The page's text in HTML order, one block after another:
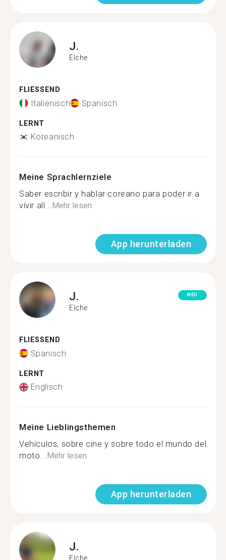
J.
Elche
FLIESSEND
Italienisch Spanisch
LERNT
Koreanisch
Meine Sprachlernziele
Saber escribir y hablar coreano para poder ir a
vivir all...Mehr lesen
App herunterladen
J.
Elche
NEU
FLIESSEND
Spanisch
LERNT
Englisch
Meine Lieblingsthemen
Vehículos, sobre cine y sobre todo el mundo del
moto...Mehr lesen
App herunterladen
J.
Elche